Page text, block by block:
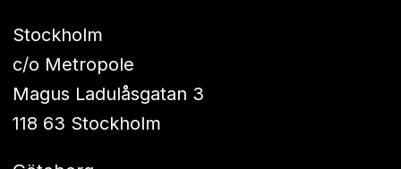
Stockholm
c/o Metropole
Magus Ladulåsgatan 3
118 63 Stockholm